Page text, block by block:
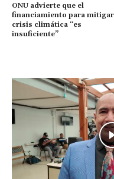
ONU advierte que el
financiamiento para
crisis climática “es
insuficiente”